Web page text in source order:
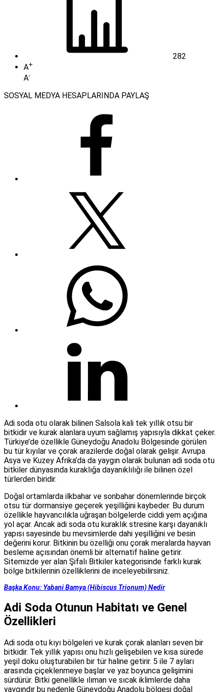
282
A+
A-
SOSYAL MEDYA HESAPLARINDA PAYLAŞ
Adi soda otu olarak bilinen Salsola kali tek yıllık otsu bir
bitkidir ve kurak alanlara uyum sağlamış yapısıyla dikkat çeker.
Türkiye’de özellikle Güneydoğu Anadolu Bölgesinde görülen
bu tür kıyılar ve çorak arazilerde doğal olarak gelişir. Avrupa
Asya ve Kuzey Afrika’da da yaygın olarak bulunan adi soda otu
bitkiler dünyasında kuraklığa dayanıklılığı ile bilinen özel
türlerden biridir.
Doğal ortamlarda ilkbahar ve sonbahar dönemlerinde birçok
otsu tür dormansiye geçerek yeşilliğini kaybeder. Bu durum
özellikle hayvancılıkla uğraşan bölgelerde ciddi yem açığına
yol açar. Ancak adi soda otu kuraklık stresine karşı dayanıklı
yapısı sayesinde bu mevsimlerde dahi yeşilliğini ve besin
değerini korur. Bitkinin bu özelliği onu çorak meralarda hayvan
besleme açısından önemli bir alternatif haline getirir.
Sitemizde yer alan Şifalı Bitkiler kategorisinde farklı kurak
bölge bitkilerinin özelliklerini de inceleyebilirsiniz.
Başka Konu: Yabani Bamya (Hibiscus Trionum) Nedir
Adi Soda Otunun Habitatı ve Genel
Özellikleri
Adi soda otu kıyı bölgeleri ve kurak çorak alanları seven bir
bitkidir. Tek yıllık yapısı onu hızlı gelişebilen ve kısa sürede
yeşil doku oluşturabilen bir tür haline getirir. 5 ile 7 ayları
arasında çiçeklenmeye başlar ve yaz boyunca gelişimini
sürdürür. Bitki genellikle ılıman ve sıcak iklimlerde daha
yaygındır bu nedenle Güneydoğu Anadolu bölgesi doğal